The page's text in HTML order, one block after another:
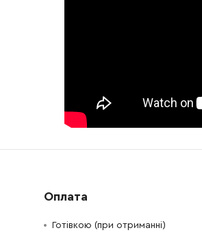
Оплата
Готівкою (при отриманні)